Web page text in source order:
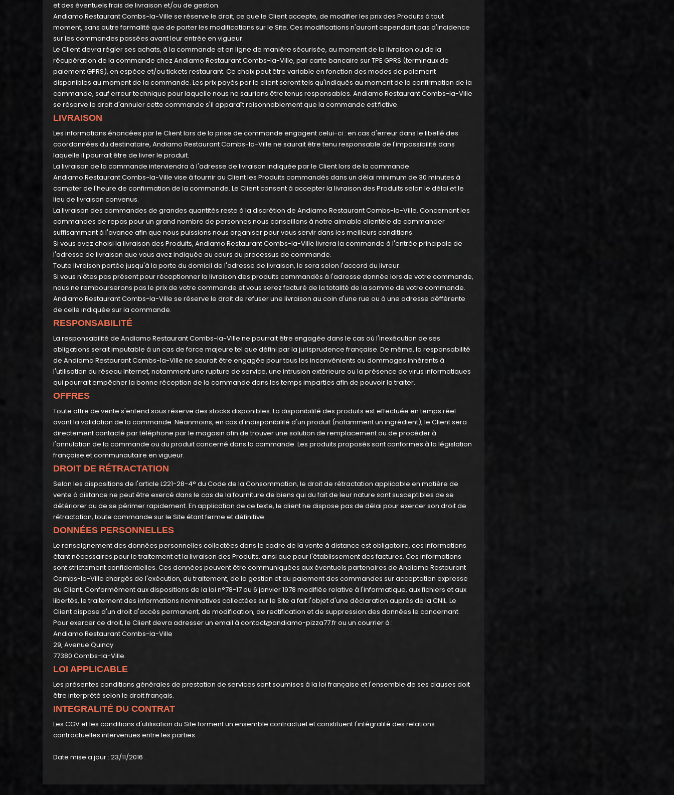
et des éventuels frais de livraison et/ou de gestion.
Andiamo Restaurant Combs-la-Ville se réserve le droit, ce que le Client accepte, de modifier les prix des Produits à tout
moment, sans autre formalité que de porter les modifications sur le Site. Ces modifications n'auront cependant pas d'incidence
sur les commandes passées avant leur entrée en vigueur.
Le Client devra régler ses achats, à la commande et en ligne de manière sécurisée, au moment de la livraison ou de la
récupération de la commande chez Andiamo Restaurant Combs-la-Ville, par carte bancaire sur TPE GPRS (terminaux de
paiement GPRS), en espèce et/ou tickets restaurant. Ce choix peut être variable en fonction des modes de paiement
disponibles au moment de la commande. Les prix payés par le client seront tels qu'indiqués au moment de la confirmation de la
commande, sauf erreur technique pour laquelle nous ne saurions être tenus responsables. Andiamo Restaurant Combs-la-Ville
se réserve le droit d'annuler cette commande s'il apparaît raisonnablement que la commande est fictive.
LIVRAISON
Les informations énoncées par le Client lors de la prise de commande engagent celui-ci : en cas d'erreur dans le libellé des
coordonnées du destinataire, Andiamo Restaurant Combs-la-Ville ne saurait être tenu responsable de l'impossibilité dans
laquelle il pourrait être de livrer le produit.
La livraison de la commande interviendra à l'adresse de livraison indiquée par le Client lors de la commande.
Andiamo Restaurant Combs-la-Ville vise à fournir au Client les Produits commandés dans un délai minimum de 30 minutes à
compter de l'heure de confirmation de la commande. Le Client consent à accepter la livraison des Produits selon le délai et le
lieu de livraison convenus.
La livraison des commandes de grandes quantités reste à la discrétion de Andiamo Restaurant Combs-la-Ville. Concernant les
commandes de repas pour un grand nombre de personnes nous conseillons à notre aimable clientèle de commander
suffisamment à l'avance afin que nous puissions nous organiser pour vous servir dans les meilleurs conditions.
Si vous avez choisi la livraison des Produits, Andiamo Restaurant Combs-la-Ville livrera la commande à l'entrée principale de
l'adresse de livraison que vous avez indiquée au cours du processus de commande.
Toute livraison portée jusqu'à la porte du domicil de l'adresse de livraison, le sera selon l'accord du livreur.
Si vous n'êtes pas présent pour réceptionner la livraison des produits commandés à l'adresse donnée lors de votre commande,
nous ne rembourserons pas le prix de votre commande et vous serez facturé de la totalité de la somme de votre commande.
Andiamo Restaurant Combs-la-Ville se réserve le droit de refuser une livraison au coin d'une rue ou à une adresse défférente
de celle indiquée sur la commande.
RESPONSABILITÉ
La responsabilité de Andiamo Restaurant Combs-la-Ville ne pourrait être engagée dans le cas où l'inexécution de ses
obligations serait imputable à un cas de force majeure tel que défini par la jurisprudence française. De même, la responsabilité
de Andiamo Restaurant Combs-la-Ville ne saurait être engagée pour tous les inconvénients ou dommages inhérents à
l'utilisation du réseau Internet, notamment une rupture de service, une intrusion extérieure ou la présence de virus informatiques
qui pourrait empêcher la bonne réception de la commande dans les temps imparties afin de pouvoir la traiter.
OFFRES
Toute offre de vente s'entend sous réserve des stocks disponibles. La disponibilité des produits est effectuée en temps réel
avant la validation de la commande. Néanmoins, en cas d'indisponibilité d'un produit (notamment un ingrédient), le Client sera
directement contacté par téléphone par le magasin afin de trouver une solution de remplacement ou de procéder à
l'annulation de la commande ou du produit concerné dans la commande. Les produits proposés sont conformes à la législation
française et communautaire en vigueur.
DROIT DE RÉTRACTATION
Selon les dispositions de l'article L221-28-4° du Code de la Consommation, le droit de rétractation applicable en matière de
vente à distance ne peut être exercé dans le cas de la fourniture de biens qui du fait de leur nature sont susceptibles de se
détériorer ou de se périmer rapidement. En application de ce texte, le client ne dispose pas de délai pour exercer son droit de
rétractation, toute commande sur le Site étant ferme et définitive.
DONNÉES PERSONNELLES
Le renseignement des données personnelles collectées dans le cadre de la vente à distance est obligatoire, ces informations
étant nécessaires pour le traitement et la livraison des Produits, ainsi que pour l'établissement des factures. Ces informations
sont strictement confidentielles. Ces données peuvent être communiquées aux éventuels partenaires de Andiamo Restaurant
Combs-la-Ville chargés de l'exécution, du traitement, de la gestion et du paiement des commandes sur acceptation expresse
du Client. Conformément aux dispositions de la loi n°78-17 du 6 janvier 1978 modifiée relative à l'informatique, aux fichiers et aux
libertés, le traitement des informations nominatives collectées sur le Site a fait l'objet d'une déclaration auprès de la CNIL. Le
Client dispose d'un droit d'accès permanent, de modification, de rectification et de suppression des données le concernant.
Pour exercer ce droit, le Client devra adresser un email à contact@andiamo-pizza77.fr ou un courrier à :
Andiamo Restaurant Combs-la-Ville
29, Avenue Quincy
77380 Combs-la-Ville.
LOI APPLICABLE
Les présentes conditions générales de prestation de services sont soumises à la loi française et l'ensemble de ses clauses doit
être interprété selon le droit français.
INTEGRALITÉ DU CONTRAT
Les CGV et les conditions d'utilisation du Site forment un ensemble contractuel et constituent l'intégralité des relations
contractuelles intervenues entre les parties.
Date mise a jour : 23/11/2016 .